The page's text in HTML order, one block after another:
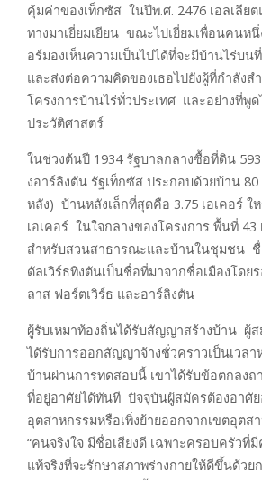
คุ้มค่าของเท็กซัส ในปีพ.ศ. 2476 เอลเลีย
ทางมาเยี่ยมเยียน ขณะไปเยี่ยมเพื่อนคนหนึ่
อร์มองเห็นความเป็นไปได้ที่จะมีบ้านไร่บ
และส่งต่อความคิดของเธอไปยังผู้ที่กำลังส
โครงการบ้านไร่ทั่วประเทศ และอย่างที่พู
ประวัติศาสตร์
ในช่วงต้นปี 1934 รัฐบาลกลางซื้อที่ดิน 593
งอาร์ลิงตัน รัฐเท็กซัส ประกอบด้วยบ้าน 80
หลัง) บ้านหลังเล็กที่สุดคือ 3.75 เอเคอร์ ใ
เอเคอร์ ในใจกลางของโครงการ พื้นที่ 43
สำหรับสวนสาธารณะและบ้านในชุมชน ชื่
ดัลเวิร์ธทิงตันเป็นชื่อที่มาจากชื่อเมืองโดย
ลาส ฟอร์ตเวิร์ธ และอาร์ลิงตัน
ผู้รับเหมาท้องถิ่นได้รับสัญญาสร้างบ้าน ผู้
ได้รับการออกสัญญาจ้างชั่วคราวเป็นเวลา
บ้านผ่านการทดสอบนี้ เขาได้รับข้อตกลงถ
ที่อยู่อาศัยได้ทันที ปัจจุบันผู้สมัครต้องอาศัย
อุตสาหกรรมหรือเพิ่งย้ายออกจากเขตอุตส
“คนจริงใจ มีชื่อเสียงดี เฉพาะครอบครัวที่
แท้จริงที่จะรักษาสภาพร่างกายให้ดีขึ้นด้วย